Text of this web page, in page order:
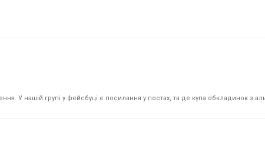
У нашій групі у фейсбуці є посилання у постах, та де купа обкладинок з